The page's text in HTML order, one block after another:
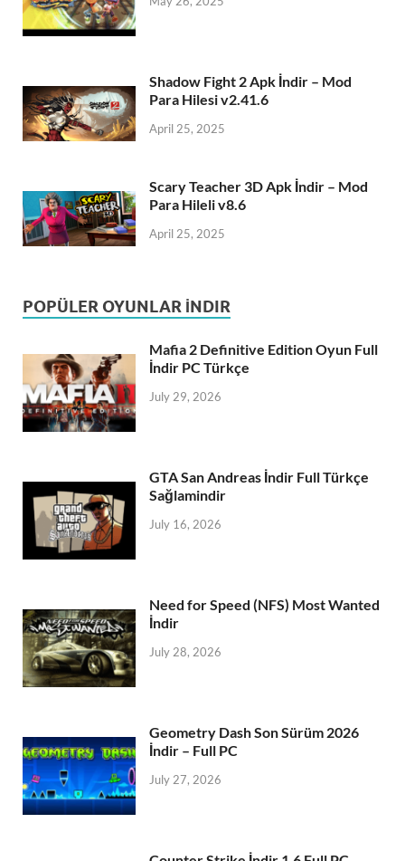
Shadow Fight 2 Apk İndir – Mod
Para Hilesi v2.41.6
April 25, 2025
Scary Teacher 3D Apk İndir – Mod
Para Hileli v8.6
April 25, 2025
POPÜLER OYUNLAR İNDIR
Mafia 2 Definitive Edition Oyun Full
İndir PC Türkçe
July 29, 2026
GTA San Andreas İndir Full Türkçe
Sağlamindir
July 16, 2026
Need for Speed (NFS) Most Wanted
İndir
July 28, 2026
Geometry Dash Son Sürüm 2026
İndir – Full PC
July 27, 2026